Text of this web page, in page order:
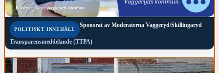
POLITISKT INNEHÅLL
Sponsrat av Moderaterna Vaggeryd/Skillingaryd
Transparensmeddelande (TTPA)